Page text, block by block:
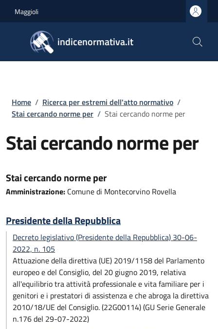
Maggioli
indicenormativa.it
Briciole di pane
Home / Ricerca per estremi dell'atto normativo /
Stai cercando norme per / Stai cercando norme per
Stai cercando norme per
Stai cercando norme per
Amministrazione: Comune di Montecorvino Rovella
Presidente della Repubblica
Decreto legislativo (Presidente della Repubblica) 30-06-
2022, n. 105
Attuazione della direttiva (UE) 2019/1158 del Parlamento
europeo e del Consiglio, del 20 giugno 2019, relativa
all'equilibrio tra attività professionale e vita familiare per i
genitori e i prestatori di assistenza e che abroga la direttiva
2010/18/UE del Consiglio. (22G00114) (GU Serie Generale
n.176 del 29-07-2022)